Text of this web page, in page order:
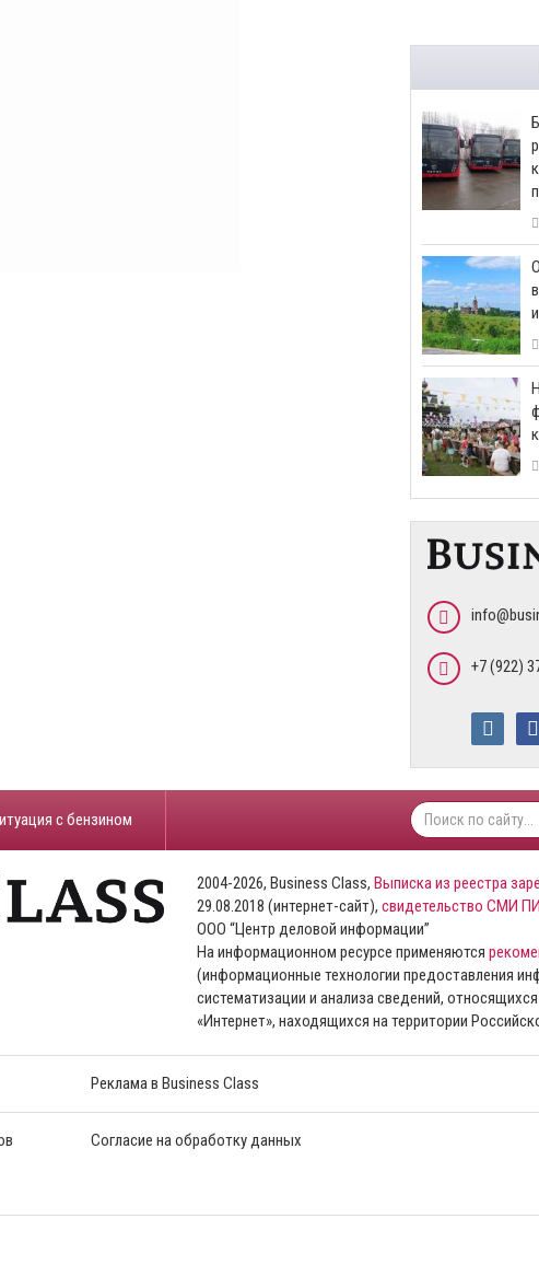
+7 (922)
с бензином
2004-2026, Business Class, Выписка из реестра
29.08.2018 (интернет-сайт), свидетельство СМИ
ООО “Центр деловой информации”
На информационном ресурсе применяются
(информационные технологии предоставления
систематизации и анализа сведений,
«Интернет», находящихся на территории
Реклама в Business Class
Согласие на обработку данных